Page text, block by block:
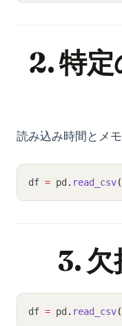
2. 特
読み込み時間とメ
df = pd . read_csv(
3. 欠
df = pd . read_csv(